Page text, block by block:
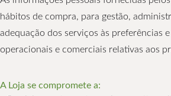
hábitos de compra, para gestão,
adequação dos serviços às preferências
operacionais e comerciais relativas aos
A Loja se compromete a: